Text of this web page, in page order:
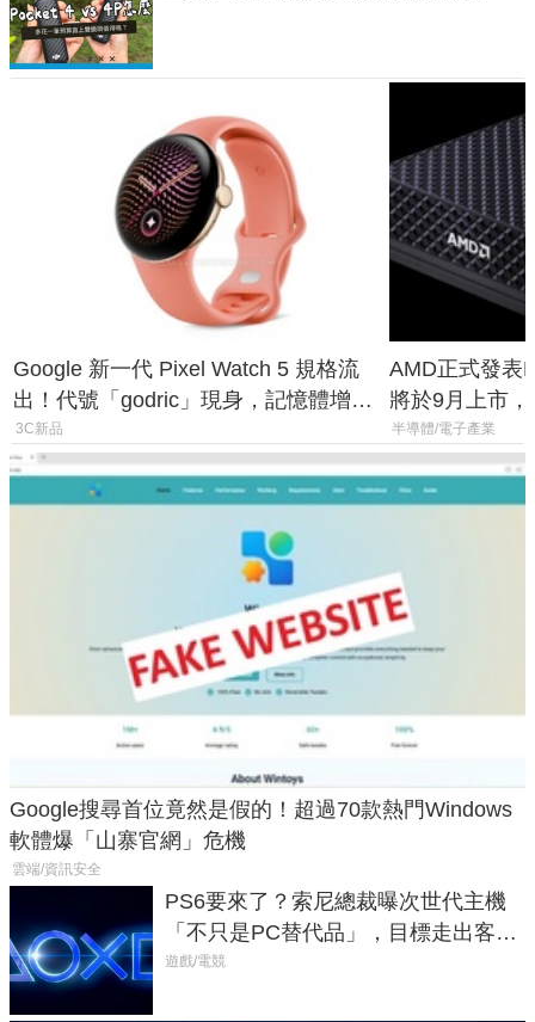
Google 新一代 Pixel Watch 5 規格流
出！代號「godric」現身，記憶體增強
鎖定 AI 應用
3C新品
AMD正式發表
將於9月上市
Max系列處理
半導體/電子產業
Google搜尋首位竟然是假的！超過70款熱門Windows
軟體爆「山寨官網」危機
雲端/資訊安全
PS6要來了？索尼總裁曝次世代主機
「不只是PC替代品」，目標走出客
廳、進軍電競桌面
遊戲/電競